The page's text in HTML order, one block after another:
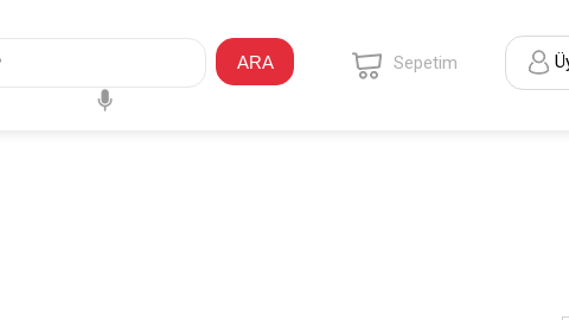
ARA Sepetim